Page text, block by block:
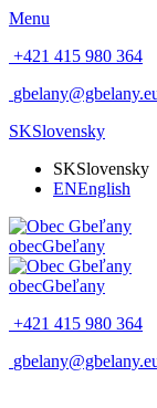
Menu
+421 415 980 364
SKSlovensky
SKSlovensky
ENEnglish
obecGbeľany
obecGbeľany
+421 415 980 364